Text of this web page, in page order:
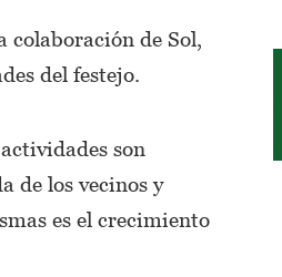
colaboración de Sol,
del festejo.
son
de los vecinos y
es el crecimiento